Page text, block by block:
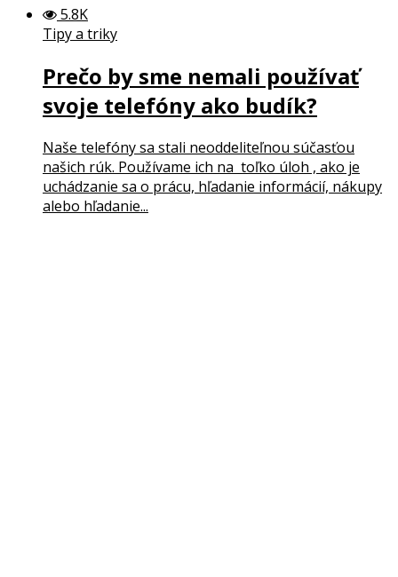
5.8K
Tipy a triky
Prečo by sme nemali používať
svoje telefóny ako budík?
Naše telefóny sa stali neoddeliteľnou súčasťou
našich rúk. Používame ich na toľko úloh , ako je
uchádzanie sa o prácu, hľadanie informácií, nákupy
alebo hľadanie...